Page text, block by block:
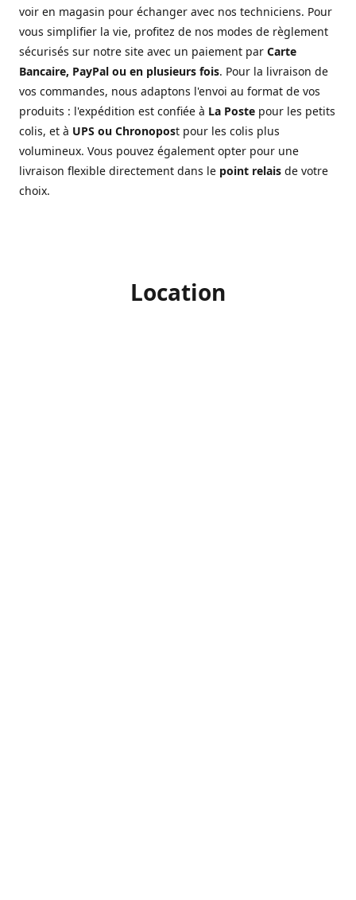
voir en magasin pour échanger avec nos techniciens. Pour
vous simplifier la vie, profitez de nos modes de règlement
sécurisés sur notre site avec un paiement par Carte
Bancaire, PayPal ou en plusieurs fois. Pour la livraison de
vos commandes, nous adaptons l'envoi au format de vos
produits : l'expédition est confiée à La Poste pour les petits
colis, et à UPS ou Chronopost pour les colis plus
volumineux. Vous pouvez également opter pour une
livraison flexible directement dans le point relais de votre
choix.
Location